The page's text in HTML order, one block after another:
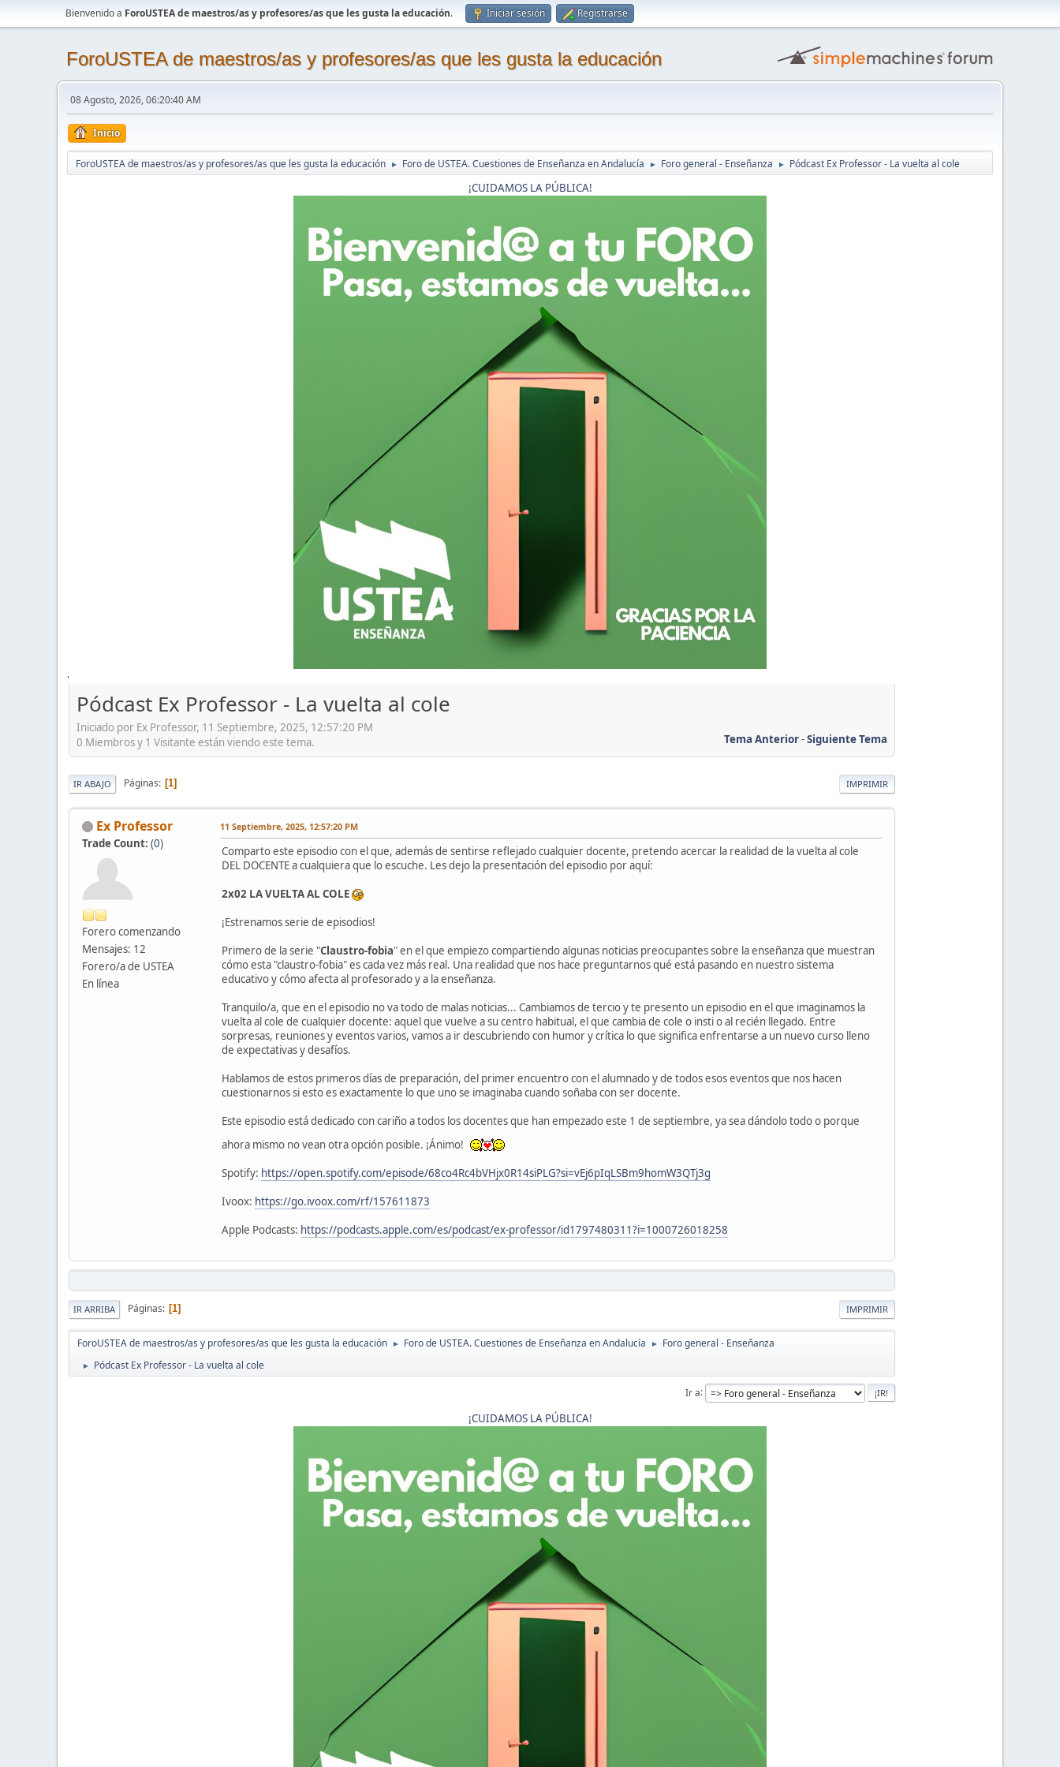
Bienvenido a ForoUSTEA de maestros/as y profesores/as que les gusta la educación. Iniciar sesión Registrarse
ForoUSTEA de maestros/as y profesores/as que les gusta la educación
08 Agosto, 2026, 06:20:40 AM
Inicio
ForoUSTEA de maestros/as y profesores/as que les gusta la educación ► Foro de USTEA. Cuestiones de Enseñanza en Andalucía ► Foro general - Enseñanza ► Pódcast Ex Professor - La vuelta al cole
¡CUIDAMOS LA PÚBLICA!
'
Pódcast Ex Professor - La vuelta al cole
Iniciado por Ex Professor, 11 Septiembre, 2025, 12:57:20 PM
Tema Anterior-Siguiente Tema
0 Miembros y 1 Visitante están viendo este tema.
IMPRIMIR
IR ABAJO Páginas 1
Ex Professor
Trade Count: (0)
Forero comenzando
Mensajes: 12
Forero/a de USTEA
En línea
11 Septiembre, 2025, 12:57:20 PM
Comparto este episodio con el que, además de sentirse reflejado cualquier docente, pretendo acercar la realidad de la vuelta al cole
DEL DOCENTE a cualquiera que lo escuche. Les dejo la presentación del episodio por aquí:
2x02 LA VUELTA AL COLE
¡Estrenamos serie de episodios!
Primero de la serie "Claustro-fobia" en el que empiezo compartiendo algunas noticias preocupantes sobre la enseñanza que muestran
cómo esta "claustro-fobia" es cada vez más real. Una realidad que nos hace preguntarnos qué está pasando en nuestro sistema
educativo y cómo afecta al profesorado y a la enseñanza.
Tranquilo/a, que en el episodio no va todo de malas noticias... Cambiamos de tercio y te presento un episodio en el que imaginamos la
vuelta al cole de cualquier docente: aquel que vuelve a su centro habitual, el que cambia de cole o insti o al recién llegado. Entre
sorpresas, reuniones y eventos varios, vamos a ir descubriendo con humor y crítica lo que significa enfrentarse a un nuevo curso lleno
de expectativas y desafíos.
Hablamos de estos primeros días de preparación, del primer encuentro con el alumnado y de todos esos eventos que nos hacen
cuestionarnos si esto es exactamente lo que uno se imaginaba cuando soñaba con ser docente.
Este episodio está dedicado con cariño a todos los docentes que han empezado este 1 de septiembre, ya sea dándolo todo o porque
ahora mismo no vean otra opción posible. ¡Ánimo!
Spotify: https://open.spotify.com/episode/68co4Rc4bVHjx0R14siPLG?si=vEj6pIqLSBm9homW3QTj3g
Ivoox: https://go.ivoox.com/rf/157611873
Apple Podcasts: https://podcasts.apple.com/es/podcast/ex-professor/id1797480311?i=1000726018258
IMPRIMIR
IR ARRIBA Páginas 1
ForoUSTEA de maestros/as y profesores/as que les gusta la educación ► Foro de USTEA. Cuestiones de Enseñanza en Andalucía ► Foro general - Enseñanza
► Pódcast Ex Professor - La vuelta al cole
Ir a
¡CUIDAMOS LA PÚBLICA!